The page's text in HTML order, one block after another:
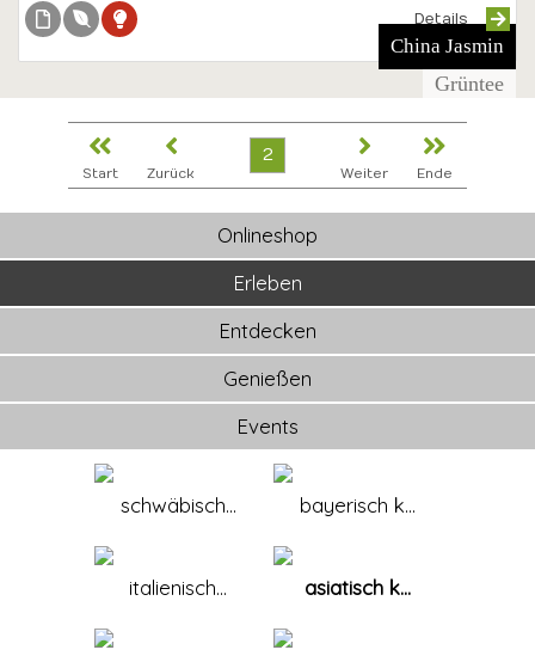
China Jasmin
Grüntee
Details
Start Zurück
2
Weiter Ende
Onlineshop
Erleben
Entdecken
Genießen
Events
schwäbisch... bayerisch k...
italienisch... asiatisch k...